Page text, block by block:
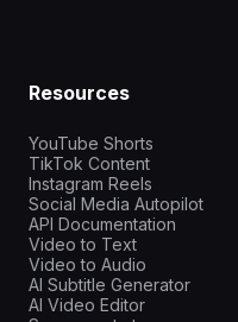
Resources
YouTube Shorts
TikTok Content
Instagram Reels
Social Media Autopilot
API Documentation
Video to Text
Video to Audio
AI Subtitle Generator
AI Video Editor